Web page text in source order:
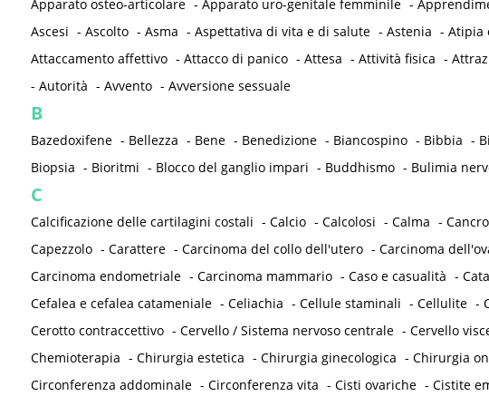
Apparato osteo-articolare - Apparato uro-genitale femminile -
Ascesi - Ascolto - Asma - Aspettativa di vita e di salute - Astenia - Atipia
Attaccamento affettivo - Attacco di panico - Attesa - Attività fisica -
- Autorità - Avvento - Avversione sessuale
B
Bazedoxifene - Bellezza - Bene - Benedizione - Biancospino - Bibbia -
Biopsia - Bioritmi - Blocco del ganglio impari - Buddhismo - Bulimia
C
Calcificazione delle cartilagini costali - Calcio - Calcolosi - Calma -
Capezzolo - Carattere - Carcinoma del collo dell'utero - Carcinoma
Carcinoma endometriale - Carcinoma mammario - Caso e casualità -
Cefalea e cefalea catameniale - Celiachia - Cellule staminali - Cellulite -
Cerotto contraccettivo - Cervello / Sistema nervoso centrale - Cervello
Chemioterapia - Chirurgia estetica - Chirurgia ginecologica - Chirurgia
Circonferenza addominale - Circonferenza vita - Cisti ovariche - Cistite